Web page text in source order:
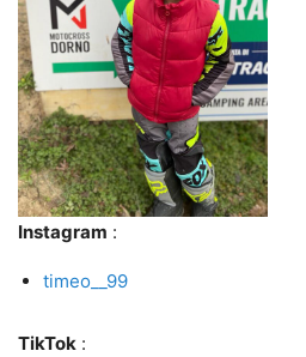
Instagram :
timeo__99
TikTok :